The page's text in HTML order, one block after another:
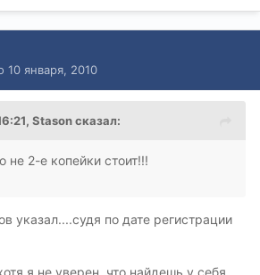
10 января, 2010
Stason сказал:
не 2-е копейки стоит!!!
указал....судя по дате регистрации
я не уверен, что найдешь у себя.